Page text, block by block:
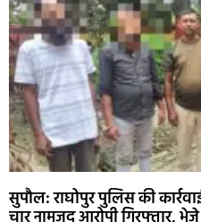
सुपौल: राघोपुर पुलिस की